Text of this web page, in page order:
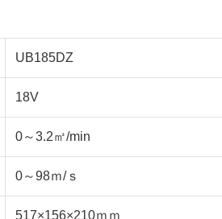
UB185DZ
18V
0～3.2㎥/min
0～98ｍ/ｓ
517×156×210ｍｍ